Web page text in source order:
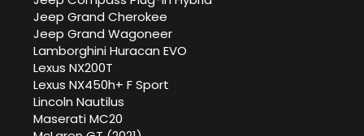
Jeep Grand Cherokee
Jeep Grand Wagoneer
Lamborghini Huracan EVO
Lexus NX200T
Lexus NX450h+ F Sport
Lincoln Nautilus
Maserati MC20